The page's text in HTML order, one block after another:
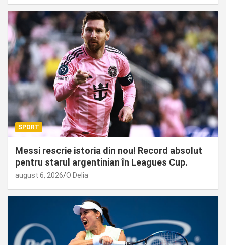
SPORT
Messi rescrie istoria din nou! Record absolut
pentru starul argentinian în Leagues Cup.
august 6, 2026 O Delia